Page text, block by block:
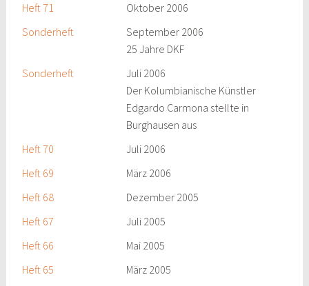
Heft 71
Oktober 2006
Sonderheft
September 2006
25 Jahre DKF
Sonderheft
Juli 2006
Der Kolumbianische Künstler
Edgardo Carmona stellte in
Burghausen aus
Heft 70
Juli 2006
Heft 69
März 2006
Heft 68
Dezember 2005
Heft 67
Juli 2005
Heft 66
Mai 2005
Heft 65
März 2005